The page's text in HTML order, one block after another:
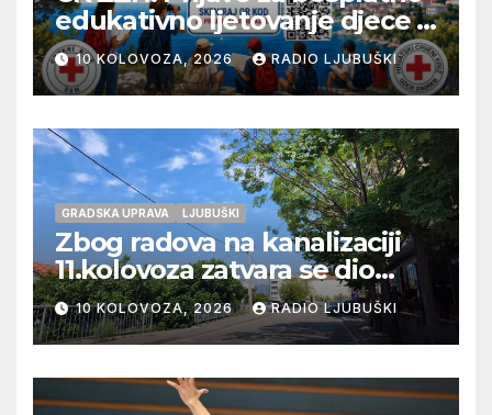
edukativno ljetovanje djece u
Novom Vinodolskom
10 KOLOVOZA, 2026 RADIO LJUBUŠKI
GRADSKA UPRAVA LJUBUŠKI
Zbog radova na kanalizaciji
11.kolovoza zatvara se dio
ulice Petra Barbarića
10 KOLOVOZA, 2026 RADIO LJUBUŠKI